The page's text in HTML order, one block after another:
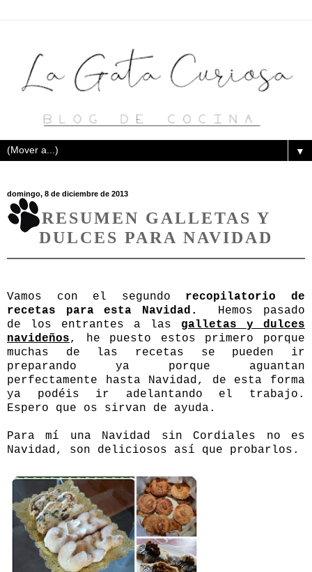
▼
domingo, 8 de diciembre de 2013
RESUMEN GALLETAS Y
DULCES PARA NAVIDAD
Vamos con el segundo recopilatorio de
recetas para esta Navidad.
Hemos pasado
de los entrantes a las galletas y dulces
navideños, he puesto estos primero porque
muchas de las recetas se pueden ir
preparando ya porque aguantan
perfectamente hasta Navidad, de esta forma
ya podéis ir adelantando el trabajo.
Espero que os sirvan de ayuda.
Para mí una Navidad sin Cordiales no es
Navidad, son deliciosos así que probarlos.